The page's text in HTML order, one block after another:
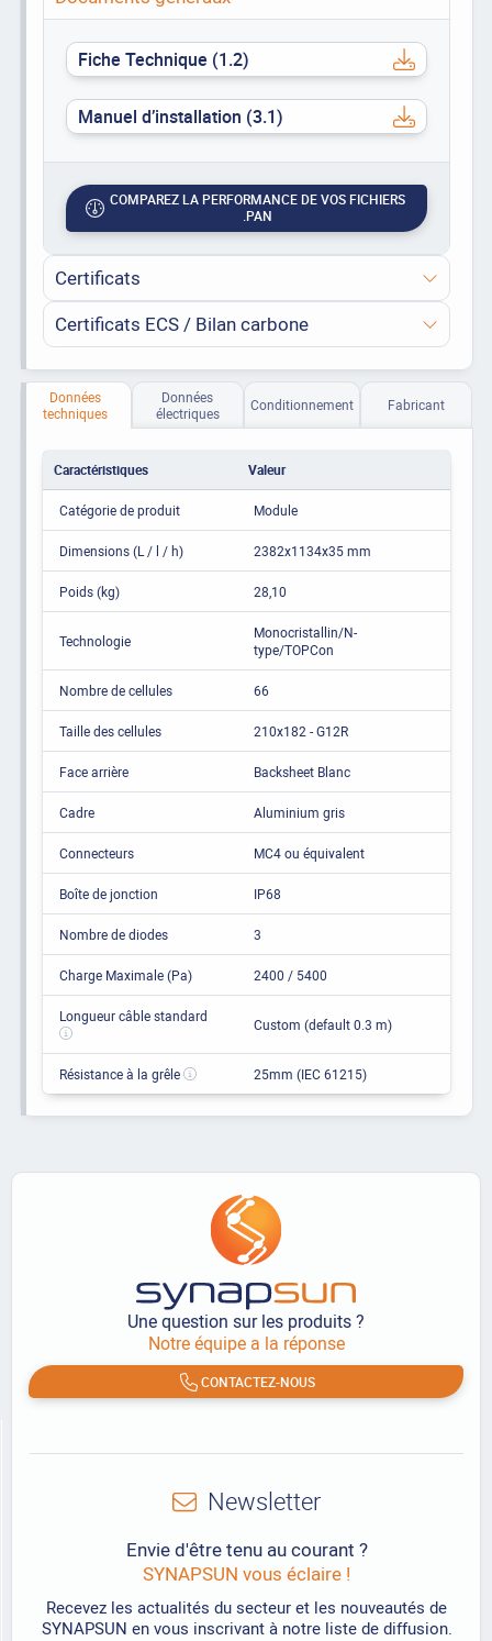
Fiche Technique (1.2)
Manuel d’installation (3.1)
COMPAREZ LA PERFORMANCE DE VOS FICHIERS
.PAN
Certificats
Certificats ECS / Bilan carbone
Données
techniques
Données
électriques
Conditionnement Fabricant
Caractéristiques Valeur
Catégorie de produit Module
Dimensions (L / l / h) 2382x1134x35 mm
Poids (kg) 28,10
Technologie
Monocristallin/N-
type/TOPCon
Nombre de cellules 66
Taille des cellules 210x182 - G12R
Face arrière Backsheet Blanc
Cadre Aluminium gris
Connecteurs MC4 ou équivalent
Boîte de jonction IP68
Nombre de diodes 3
Charge Maximale (Pa) 2400 / 5400
Longueur câble standard Custom (default 0.3 m)
Résistance à la grêle 25mm (IEC 61215)
Une question sur les produits ?
Notre équipe a la réponse
CONTACTEZ-NOUS
Newsletter
Envie d'être tenu au courant ?
SYNAPSUN vous éclaire !
Recevez les actualités du secteur et les nouveautés de
SYNAPSUN en vous inscrivant à notre liste de diffusion.